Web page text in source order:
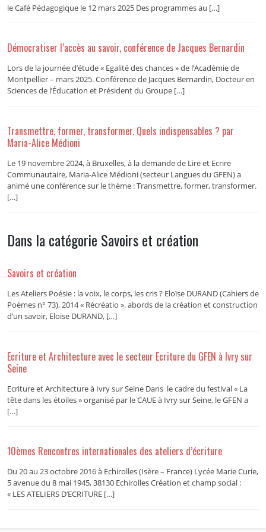
le Café Pédagogique le 12 mars 2025 Des programmes au […]
Démocratiser l’accès au savoir, conférence de Jacques Bernardin
Lors de la journée d’étude « Egalité des chances » de l’Académie de
Montpellier – mars 2025. Conférence de Jacques Bernardin, Docteur en
Sciences de l’Éducation et Président du Groupe […]
Transmettre, former, transformer. Quels indispensables ? par
Maria-Alice Médioni
Le 19 novembre 2024, à Bruxelles, à la demande de Lire et Ecrire
Communautaire, Maria-Alice Médioni (secteur Langues du GFEN) a
animé une conférence sur le thème : Transmettre, former, transformer.
[…]
Dans la catégorie Savoirs et création
Savoirs et création
Les Ateliers Poésie : la voix, le corps, les cris ? Eloïse DURAND (Cahiers de
Poèmes n° 73), 2014 « Récréatio ». abords de la création et construction
d’un savoir, Eloïse DURAND, […]
Ecriture et Architecture avec le secteur Ecriture du GFEN à Ivry sur
Seine
Ecriture et Architecture à Ivry sur Seine Dans le cadre du festival « La
tête dans les étoiles » organisé par le CAUE à Ivry sur Seine, le GFEN a
[…]
10èmes Rencontres internationales des ateliers d’écriture
Du 20 au 23 octobre 2016 à Echirolles (Isère – France) Lycée Marie Curie,
5 avenue du 8 mai 1945, 38130 Echirolles Création et champ social :
« LES ATELIERS D’ECRITURE […]